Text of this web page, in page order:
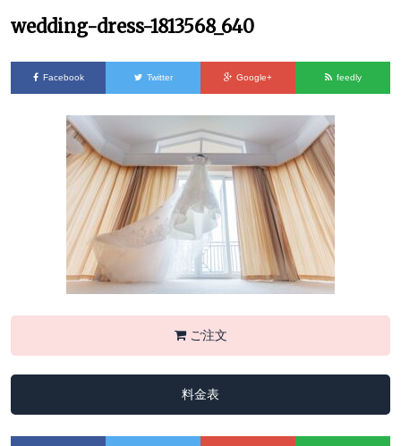
wedding-dress-1813568_640
Facebook Twitter Google+ feedly
ご注文
料金表